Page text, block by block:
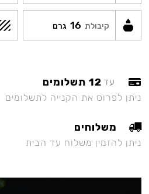
קיבולת 16 גרם
עד 12 תשלומים
ניתן לפרוס את הקנייה לתשלומים
משלוחים
ניתן להזמין משלוח עד הבית